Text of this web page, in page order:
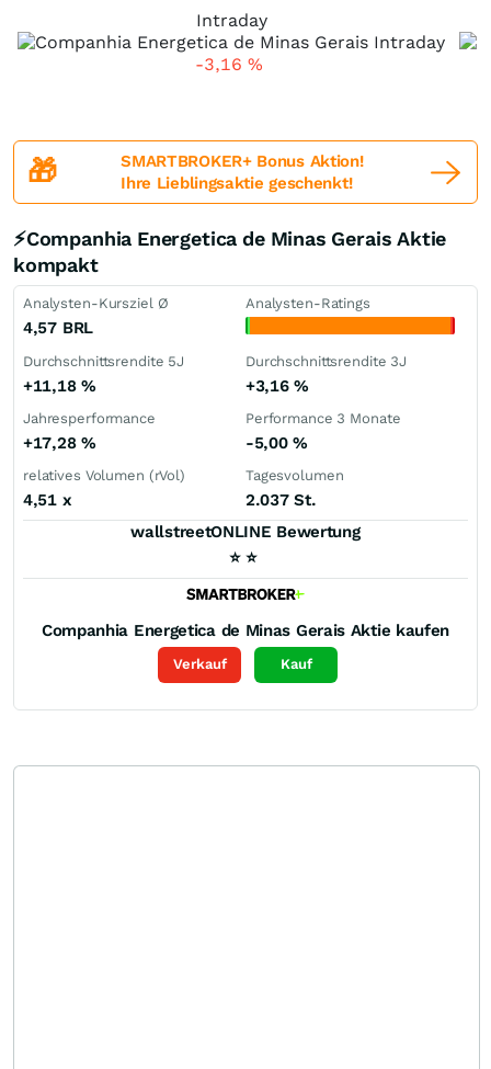
Intraday
-3,16 %
🎁
SMARTBROKER+ Bonus Aktion!
Ihre Lieblingsaktie geschenkt!
⚡Companhia Energetica de Minas Gerais Aktie
kompakt
Analysten-Kursziel Ø
4,57 BRL
Analysten-Ratings
Durchschnittsrendite 5J
+11,18 %
Durchschnittsrendite 3J
+3,16%
Jahresperformance
+17,28 %
Performance 3 Monate
-5,00%
relatives Volumen (rVol)
4,51 x
Tagesvolumen
2.037 St.
wallstreetONLINE Bewertung
⭐ ⭐
Companhia Energetica de Minas Gerais Aktie kaufen
Verkauf Kauf